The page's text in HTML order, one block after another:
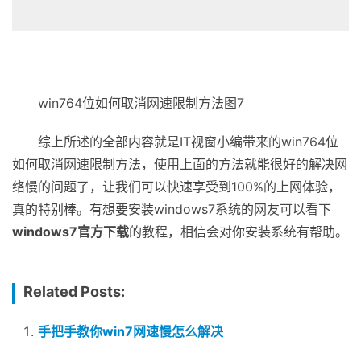
win764位如何取消网速限制方法图7
综上所述的全部内容就是IT视窗小编带来的win764位
如何取消网速限制方法，使用上面的方法就能很好的解决网
络慢的问题了，让我们可以快速享受到100%的上网体验，
真的特别棒。有想要安装windows7系统的网友可以看下
windows7官方下载的教程，相信会对你安装系统有帮助。
Related Posts:
手把手教你win7网速慢怎么解决